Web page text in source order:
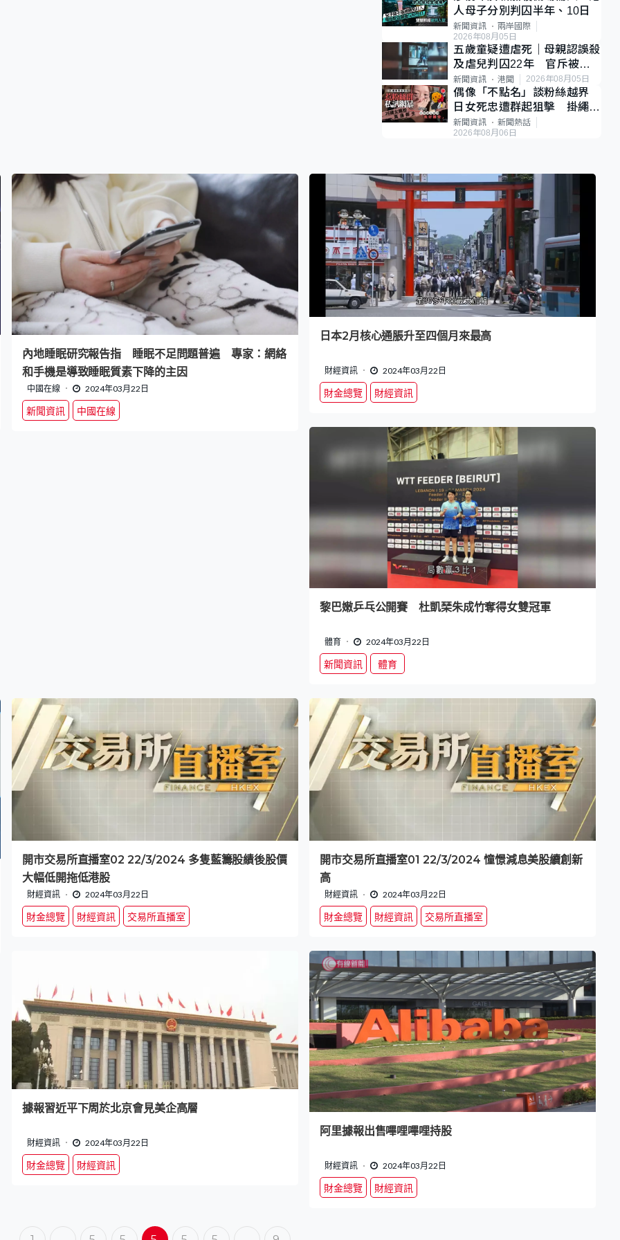
人母子分別判囚半年、10日
新聞資訊
兩岸國際
2026年08月05日
五歲童疑遭虐死｜母親認誤殺
及虐兒判囚22年 官斥被告
殘忍、同類案最惡劣
新聞資訊 港聞 2026年08月05日
偶像「不點名」談粉絲越界
日女死忠遭群起狙擊 掛繩開
直播道歉後輕生
新聞資訊
新聞熱話
2026年08月06日
內地睡眠研究報告指 睡眠不足問題普遍 專家：網絡
和手機是導致睡眠質素下降的主因
中國在線 2024年03月22日
新聞資訊 中國在線
日本2月核心通脹升至四個月來最高
財經資訊 2024年03月22日
財金總覽 財經資訊
黎巴嫩乒乓公開賽 杜凱琹朱成竹奪得女雙冠軍
體育 2024年03月22日
新聞資訊 體育
開市交易所直播室02 22/3/2024 多隻藍籌股績後股價
大幅低開拖低港股
財經資訊 2024年03月22日
財金總覽 財經資訊 交易所直播室
開市交易所直播室01 22/3/2024 憧憬減息美股續創新
高
財經資訊 2024年03月22日
財金總覽 財經資訊 交易所直播室
據報習近平下周於北京會見美企高層
財經資訊 2024年03月22日
財金總覽 財經資訊
阿里據報出售嗶哩嗶哩持股
財經資訊 2024年03月22日
財金總覽 財經資訊